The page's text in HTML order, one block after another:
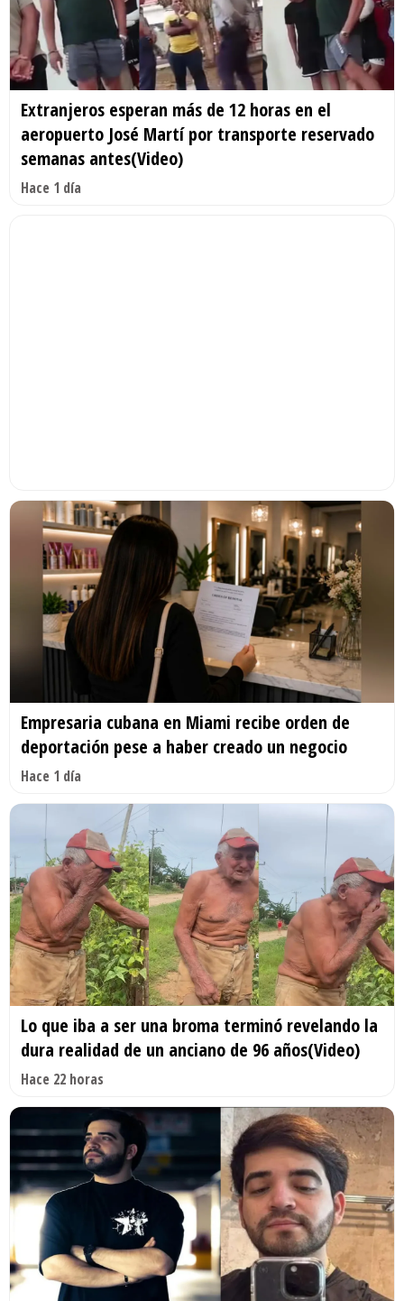
Extranjeros esperan más de 12 horas en el
aeropuerto José Martí por transporte reservado
semanas antes(Video)
Hace 1 día
Empresaria cubana en Miami recibe orden de
deportación pese a haber creado un negocio
Hace 1 día
Lo que iba a ser una broma terminó revelando la
dura realidad de un anciano de 96 años(Video)
Hace 22 horas